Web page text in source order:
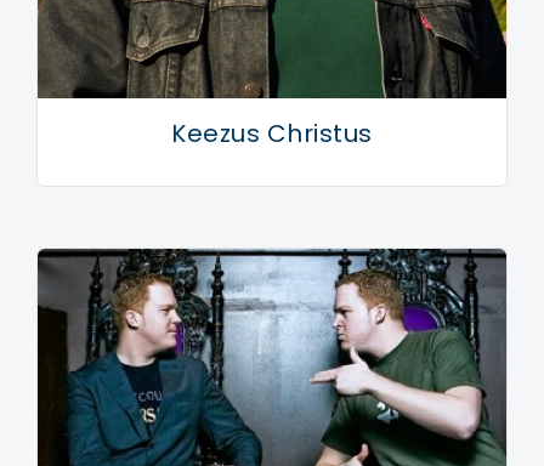
Keezus Christus